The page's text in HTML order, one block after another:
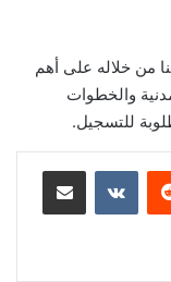
من خلاله على أهم
والخطوات
للتسجيل.
مشاركة عبر البريد